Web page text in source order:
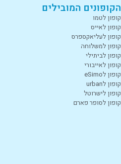
הקופונים המובילים
קופון לטמו
קופון לאייס
קופון לעליאקספרס
קופון למשלוחה
קופון לביתילי
קופון לאייבורי
קופון לeSimo
קופון לurban
קופון לישרוטל
קופון לסופר פארם